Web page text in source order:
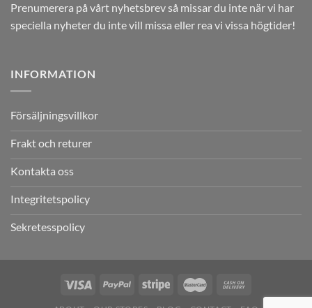
Prenumerera på vårt nyhetsbrev så missar du inte när vi har
speciella nyheter du inte vill missa eller rea vi vissa högtider!
INFORMATION
Försäljningsvillkor
Frakt och returer
Kontakta oss
Integritetspolicy
Sekretesspolicy